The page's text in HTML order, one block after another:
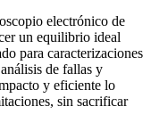
electrónico de
un equilibrio ideal
para caracterizaciones
de fallas y
y eficiente lo
sin sacrificar